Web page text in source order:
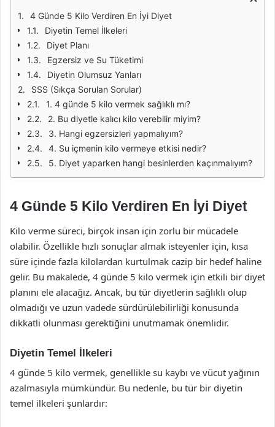
4 Günde 5 Kilo Verdiren En İyi Diyet
Diyetin Temel İlkeleri
Diyet Planı
Egzersiz ve Su Tüketimi
Diyetin Olumsuz Yanları
SSS (Sıkça Sorulan Sorular)
1. 4 günde 5 kilo vermek sağlıklı mı?
2. Bu diyetle kalıcı kilo verebilir miyim?
3. Hangi egzersizleri yapmalıyım?
4. Su içmenin kilo vermeye etkisi nedir?
5. Diyet yaparken hangi besinlerden kaçınmalıyım?
4 Günde 5 Kilo Verdiren En İyi Diyet
Kilo verme süreci, birçok insan için zorlu bir mücadele
olabilir. Özellikle hızlı sonuçlar almak isteyenler için, kısa
süre içinde fazla kilolardan kurtulmak cazip bir hedef haline
gelir. Bu makalede, 4 günde 5 kilo vermek için etkili bir diyet
planını ele alacağız. Ancak, bu tür diyetlerin sağlıklı olup
olmadığı ve uzun vadede sürdürülebilirliği konusunda
dikkatli olunması gerektiğini unutmamak önemlidir.
Diyetin Temel İlkeleri
4 günde 5 kilo vermek, genellikle su kaybı ve vücut yağının
azalmasıyla mümkündür. Bu nedenle, bu tür bir diyetin
temel ilkeleri şunlardır: